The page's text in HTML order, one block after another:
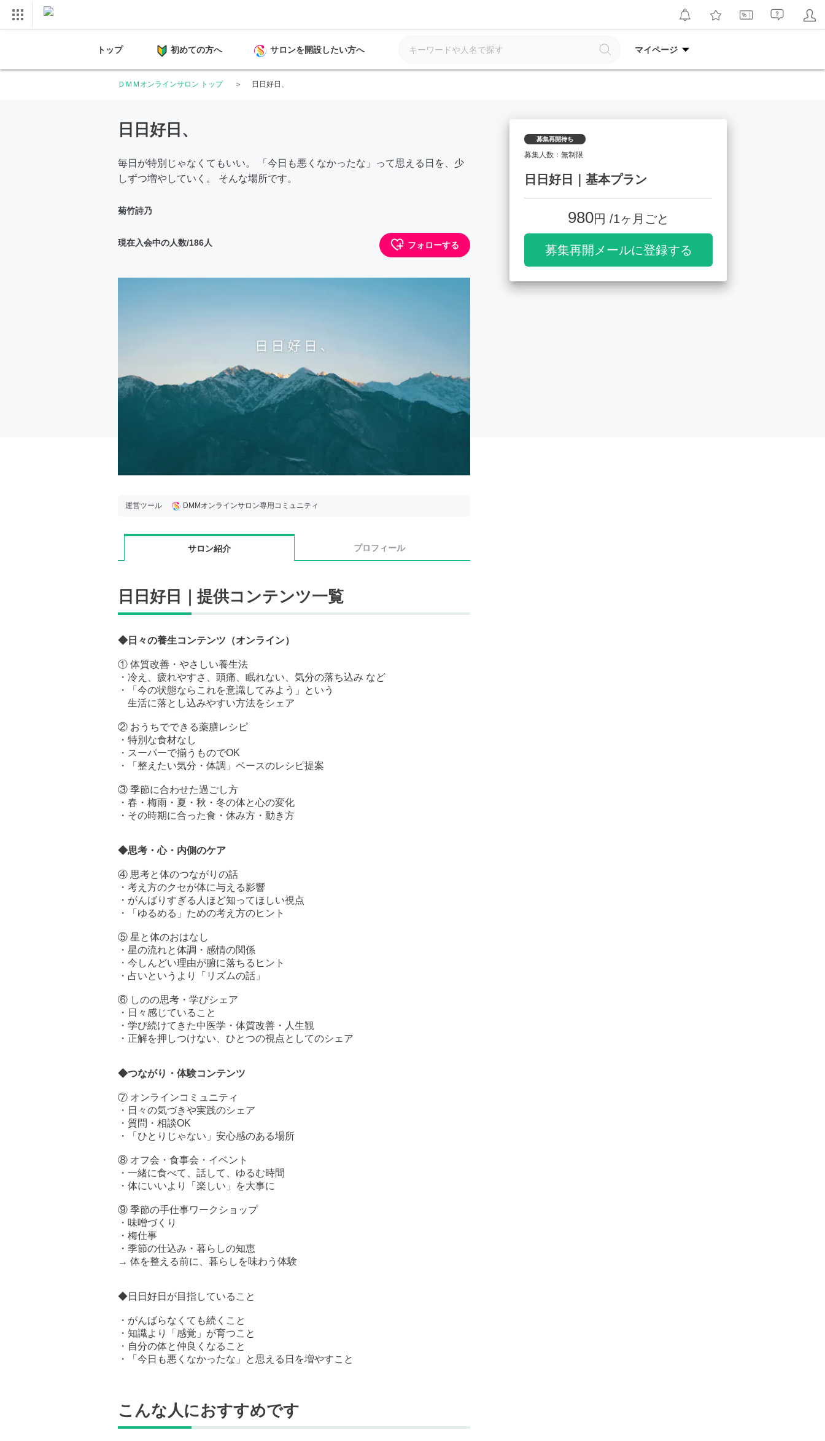
トップ 初めての方へ サロンを開設したい方へ マイページ
ＤＭＭオンラインサロン トップ 日日好日、
日日好日、
毎日が特別じゃなくてもいい。 「今日も悪くなかったな」って思える日を、少
しずつ増やしていく。 そんな場所です。
菊竹詩乃
現在入会中の人数/186人 フォローする
運営ツール DMMオンラインサロン専用コミュニティ
サロン紹介 プロフィール
日日好日｜提供コンテンツ一覧
◆日々の養生コンテンツ（オンライン）
① 体質改善・やさしい養生法
・冷え、疲れやすさ、頭痛、眠れない、気分の落ち込み など
・「今の状態ならこれを意識してみよう」という
生活に落とし込みやすい方法をシェア
② おうちでできる薬膳レシピ
・特別な食材なし
・スーパーで揃うものでOK
・「整えたい気分・体調」ベースのレシピ提案
③ 季節に合わせた過ごし方
・春・梅雨・夏・秋・冬の体と心の変化
・その時期に合った食・休み方・動き方
◆思考・心・内側のケア
④ 思考と体のつながりの話
・考え方のクセが体に与える影響
・がんばりすぎる人ほど知ってほしい視点
・「ゆるめる」ための考え方のヒント
⑤ 星と体のおはなし
・星の流れと体調・感情の関係
・今しんどい理由が腑に落ちるヒント
・占いというより「リズムの話」
⑥ しのの思考・学びシェア
・日々感じていること
・学び続けてきた中医学・体質改善・人生観
・正解を押しつけない、ひとつの視点としてのシェア
◆つながり・体験コンテンツ
⑦ オンラインコミュニティ
・日々の気づきや実践のシェア
・質問・相談OK
・「ひとりじゃない」安心感のある場所
⑧ オフ会・食事会・イベント
・一緒に食べて、話して、ゆるむ時間
・体にいいより「楽しい」を大事に
⑨ 季節の手仕事ワークショップ
・味噌づくり
・梅仕事
・季節の仕込み・暮らしの知恵
→ 体を整える前に、暮らしを味わう体験
◆日日好日が目指していること
・がんばらなくても続くこと
・知識より「感覚」が育つこと
・自分の体と仲良くなること
・「今日も悪くなかったな」と思える日を増やすこと
こんな人におすすめです
募集再開待ち
募集人数：無制限
日日好日｜基本プラン
980円 /1ヶ月ごと
募集再開メールに登録する